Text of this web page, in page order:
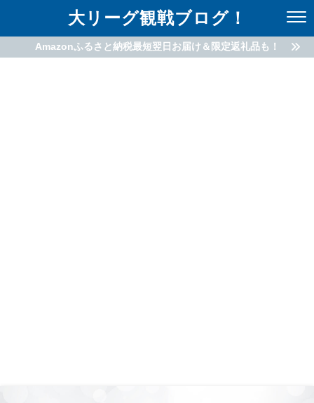
大リーグ観戦ブログ！
Amazonふるさと納税最短翌日お届け＆限定返礼品も！